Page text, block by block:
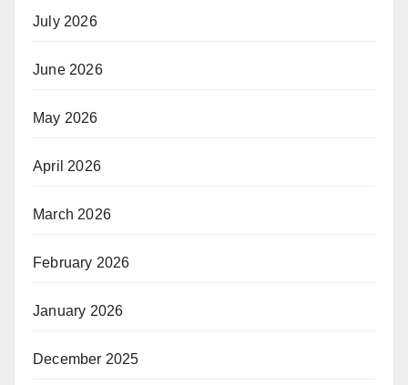
July 2026
June 2026
May 2026
April 2026
March 2026
February 2026
January 2026
December 2025